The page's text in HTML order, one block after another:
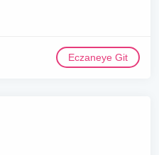
Eczaneye Git